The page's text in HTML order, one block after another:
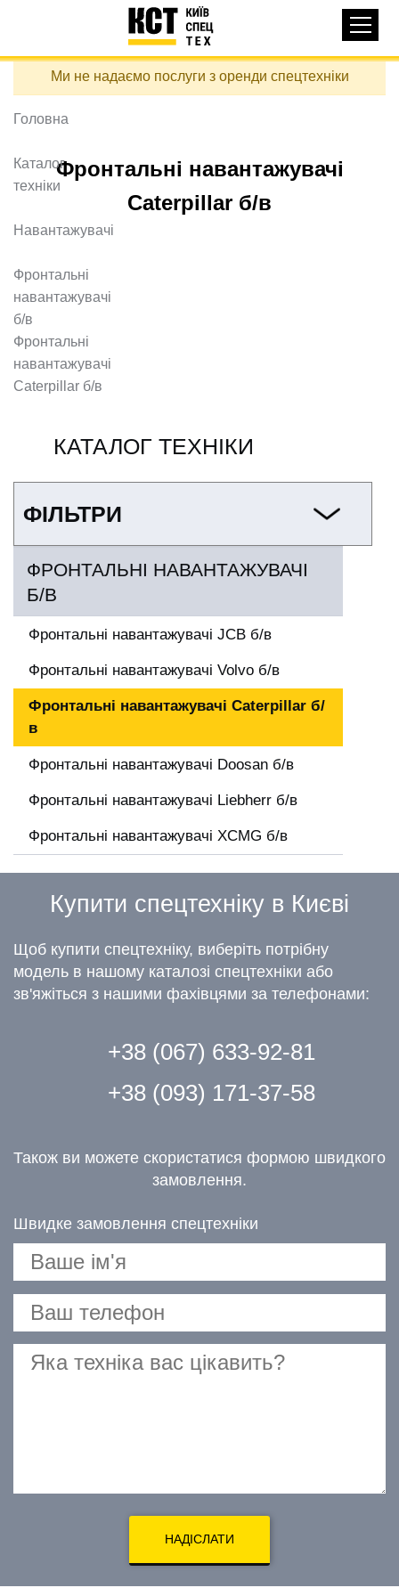
Перейти
вмісту
навигация
КАТАЛОГ ТЕХНІКИ
ДОСТАВКА ТА ОПЛАТА
ПРО НАС
ВІДГУКИ
КОНТАКТИ
Контактні телефони:
+38 (097) 746-67-04
Ми не надаємо послуги з оренди спецтехніки
Фронтальні навантажувачі
Caterpillar б/в
Головна
Каталог
техніки
Навантажувачі
Фронтальні
навантажувачі
б/в
Фронтальні
навантажувачі
Caterpillar б/в
КАТАЛОГ ТЕХНІКИ
ФІЛЬТРИ
ФРОНТАЛЬНІ НАВАНТАЖУВАЧІ
Б/В
Фронтальні навантажувачі JCB б/в
Фронтальні навантажувачі Volvo б/в
Фронтальні навантажувачі Caterpillar б/
в
Фронтальні навантажувачі Doosan б/в
Фронтальні навантажувачі Liebherr б/в
Фронтальні навантажувачі XCMG б/в
Купити спецтехніку в Києві
Щоб купити спецтехніку, виберіть потрібну
модель в нашому каталозі спецтехніки або
зв'яжіться з нашими фахівцями за телефонами:
+38 (067) 633-92-81
+38 (093) 171-37-58
Також ви можете скористатися формою швидкого
замовлення.
Швидке замовлення спецтехніки
НАДІСЛАТИ